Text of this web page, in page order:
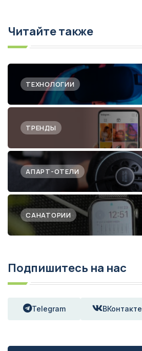
Читайте также
ТЕХНОЛОГИИ
ТРЕНДЫ
АПАРТ-ОТЕЛИ
САНАТОРИИ
Подпишитесь на нас
Telegram ВКонтакте